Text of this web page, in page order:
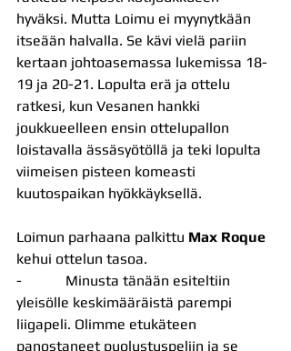
hyväksi. Mutta Loimu ei myynytkään
itseään halvalla. Se kävi vielä pariin
kertaan johtoasemassa lukemissa 18-
19 ja 20-21. Lopulta erä ja ottelu
ratkesi, kun Vesanen hankki
joukkueelleen ensin ottelupallon
loistavalla ässäsyötöllä ja teki lopulta
viimeisen pisteen komeasti
kuutospaikan hyökkäyksellä.
Loimun parhaana palkittu Max Roque
kehui ottelun tasoa.
-            Minusta tänään esiteltiin
yleisölle keskimääräistä parempi
liigapeli. Olimme etukäteen
panostaneet puolustuspeliin ja se